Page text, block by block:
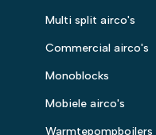
Multi split airco's
Commercial airco's
Monoblocks
Mobiele airco's
Warmtepompboilers